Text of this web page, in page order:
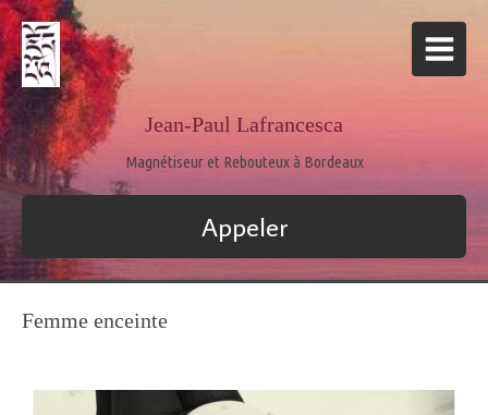
Jean-Paul Lafrancesca
Magnétiseur et Rebouteux à Bordeaux
Appeler
Femme enceinte